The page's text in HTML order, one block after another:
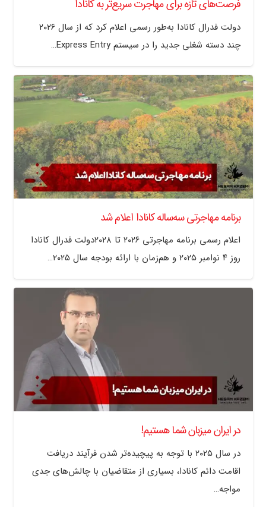
فرصت‌های تازه برای مهاجرت سریع‌تر به کانادا
دولت فدرال کانادا به‌طور رسمی اعلام کرد که از سال ۲۰۲۶
چند دسته شغلی جدید را در سیستم Express Entry…
برنامه مهاجرتی سه‌ساله کانادا اعلام شد
اعلام رسمی برنامه مهاجرتی ۲۰۲۶ تا ۲۰۲۸دولت فدرال کانادا
روز ۴ نوامبر ۲۰۲۵ و هم‌زمان با ارائه بودجه سال ۲۰۲۵…
در ایران میزبان شما هستیم!
در سال ۲۰۲۵ با توجه به پیچیده‌تر شدن فرآیند دریافت
اقامت دائم کانادا، بسیاری از متقاضیان با چالش‌های جدی
مواجه…